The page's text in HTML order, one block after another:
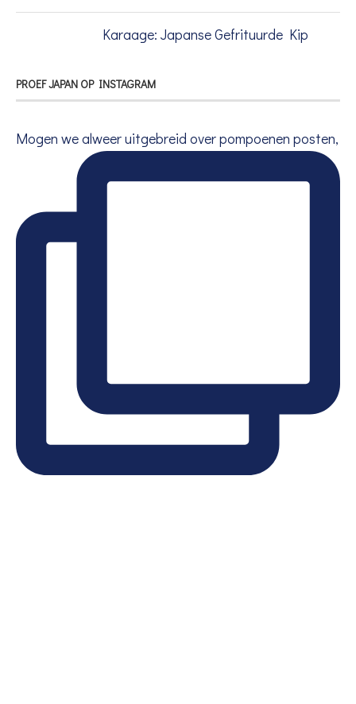
Karaage: Japanse Gefrituurde Kip
PROEF JAPAN OP INSTAGRAM
Mogen we alweer uitgebreid over pompoenen posten,